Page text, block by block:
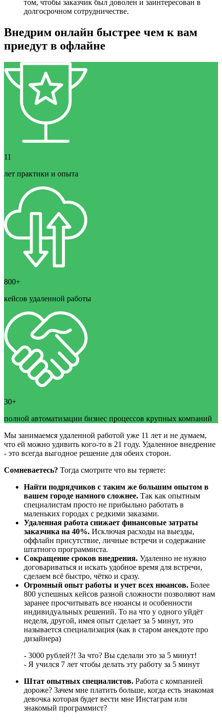
том, чтобы заказчик был доволен и заинтересован в
долгосрочном сотрудничестве.
Внедрим онлайн быстрее чем к вам
приедут в офлайне
11
лет практики и опыта
800+
кейсов удаленной работы
30+
полной автоматизации бизнес процессов крупных компаний
Мы занимаемся удаленной работой уже 11 лет и не думаем,
что ей можно удивить кого-то в 21 году. Удаленное внедрение
- это всегда выгодное решение для обеих сторон.
Сомневаетесь? Тогда смотрите что вы теряете:
Найти подрядчиков с таким же большим опытом в
вашем городе намного сложнее. Так как опытным
специалистам просто не прибыльно работать в
маленьких городах с редкими заказами.
Удаленная работа снижает финансовые затраты
заказчика на 40%. Исключая расходы на выезды,
оффлайн присутствие, личные встречи и содержание
штатного программиста.
Сокращение сроков внедрения. Удаленно не нужно
договариваться и искать удобное время для встречи,
сделаем всё быстро, чётко и сразу.
Огромный опыт работы и учет всех нюансов. Более
800 успешных кейсов разной сложности позволяют нам
заранее просчитывать все нюансы и особенности
индивидуальных решений. То на что у одного уйдёт
неделя, другой, имея опыт сделает за 5 минут, это
называется специализация (как в старом анекдоте про
дизайнера)
- 3000 рублей?! За что? Вы сделали это за 5 минут!
- Я учился 7 лет чтобы делать эту работу за 5 минут
Штат опытных специалистов. Работа с компанией
дороже? Зачем мне платить больше, когда есть знакомая
девочка которая будет вести мне Инстаграм или
знакомый программист?